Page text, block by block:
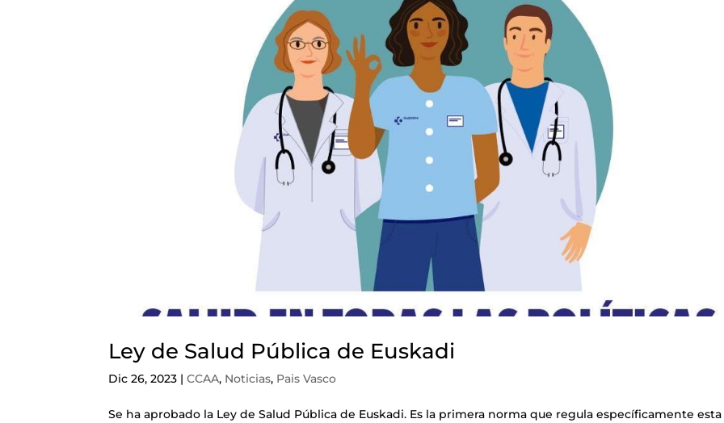
Ley de Salud Pública de Euskadi
Dic 26, 2023 |CCAA, Noticias, Pais Vasco
Se ha aprobado la Ley de Salud Pública de Euskadi. Es la primera norma que regula específicamente esta